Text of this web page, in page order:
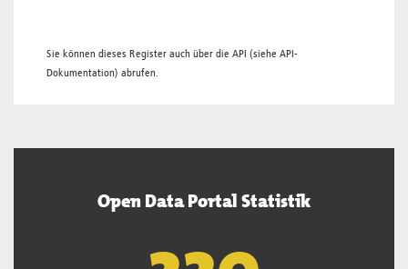
Sie können dieses Register auch über die API (siehe API-
Dokumentation) abrufen.
Open Data Portal Statistik